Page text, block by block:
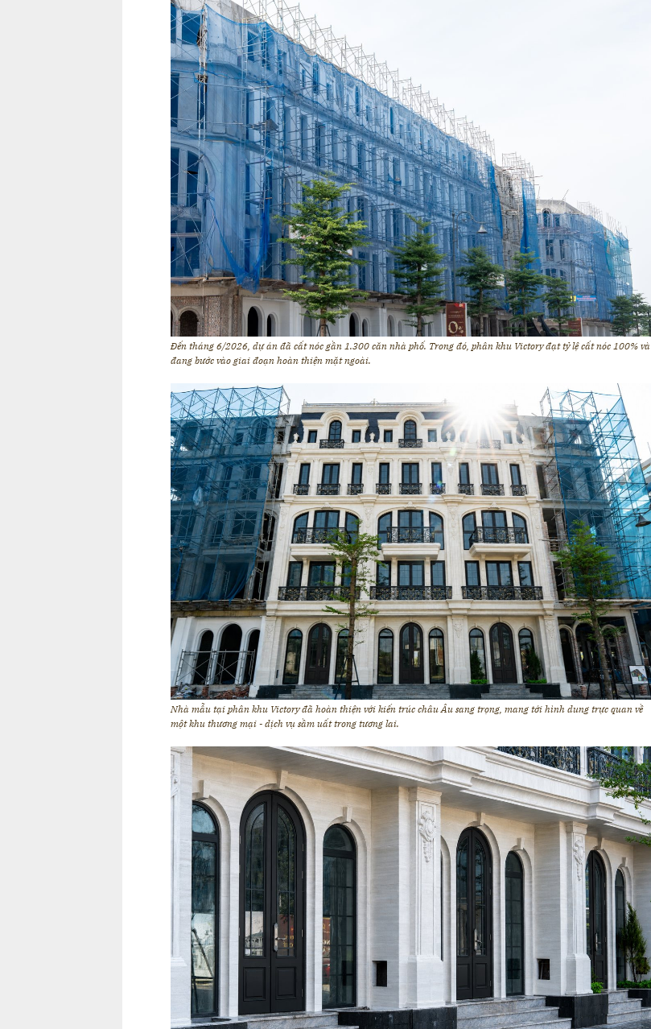
Đến tháng 6/2026, dự án đã cất nóc gần 1.300 căn nhà phố. Trong đó, phân khu Victory đạt tỷ lệ cất nóc 100% và
đang bước vào giai đoạn hoàn thiện mặt ngoài.
Nhà mẫu tại phân khu Victory đã hoàn thiện với kiến trúc châu Âu sang trọng, mang tới hình dung trực quan về
một khu thương mại - dịch vụ sầm uất trong tương lai.